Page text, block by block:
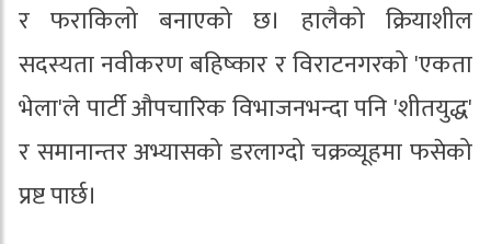
र फराकिलो बनाएको छ। हालैको क्रियाशील
सदस्यता नवीकरण बहिष्कार र विराटनगरको 'एकता
भेला'ले पार्टी औपचारिक विभाजनभन्दा पनि 'शीतयुद्ध'
र समानान्तर अभ्यासको डरलाग्दो चक्रव्यूहमा फसेको
प्रष्ट पार्छ।